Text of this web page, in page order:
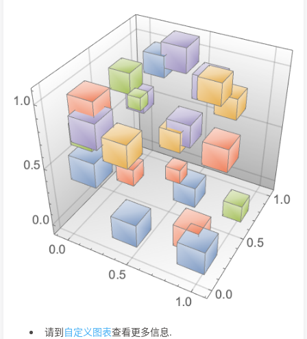
请到自定义图表查看更多信息.